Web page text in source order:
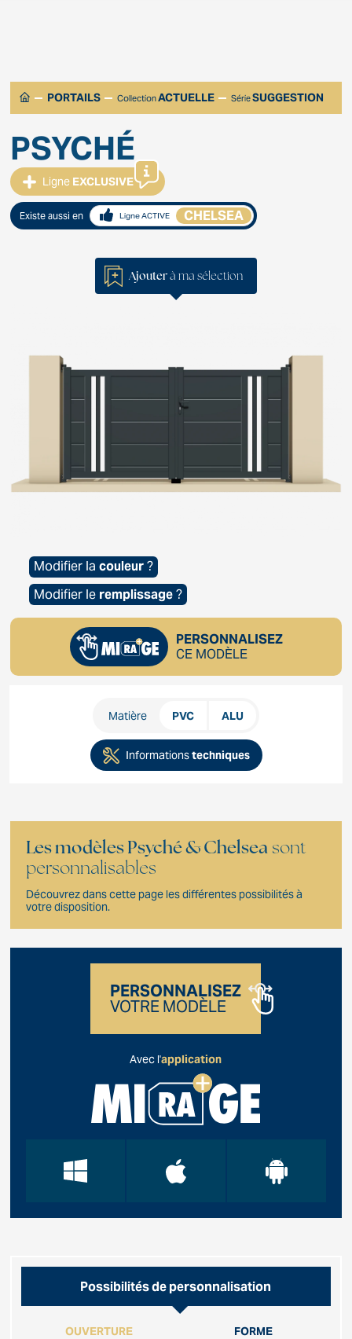
PORTAILS CollectionACTUELLE SérieSUGGESTION
PSYCHÉ
Ligne EXCLUSIVE
Existe aussi en Ligne ACTIVE CHELSEA
Ajouterà ma sélection
Modifier lacouleur?
Modifier le remplissage?
PERSONNALISEZ
CE MODÈLE
Matière PVC ALU
Informationstechniques
Les modèles Psyché & Chelsea sont
personnalisables
Découvrez dans cette page les différentes possibilités à
votre disposition.
PERSONNALISEZ
VOTRE MODÈLE
Avec l'application
Possibilités de personnalisation
OUVERTURE FORME